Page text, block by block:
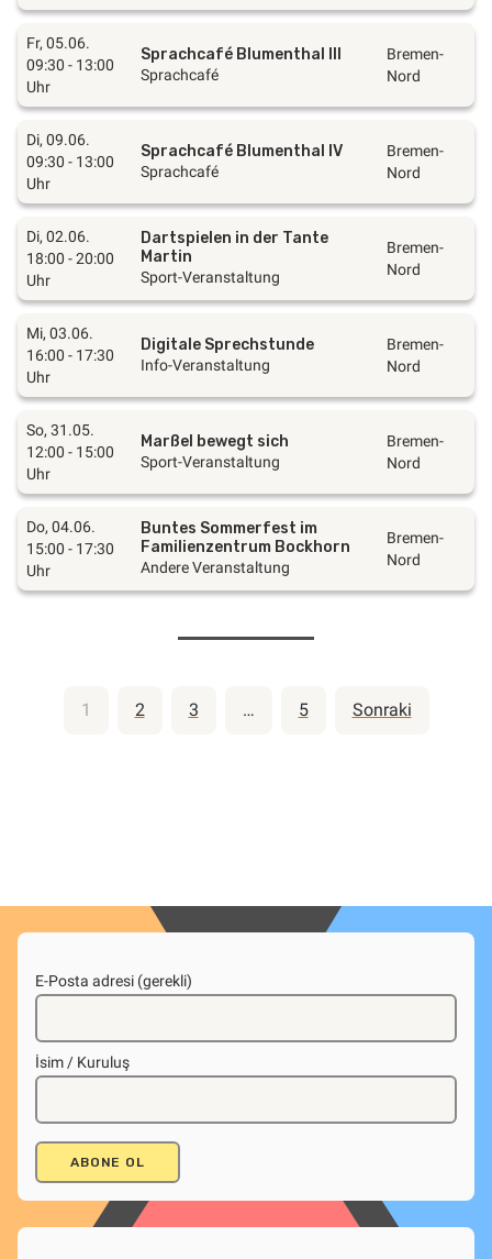
Fr, 05.06.
09:30 - 13:00
Uhr
Sprachcafé Blumenthal III
Sprachcafé
Bremen-
Nord
Di, 09.06.
09:30 - 13:00
Uhr
Sprachcafé Blumenthal IV
Sprachcafé
Bremen-
Nord
Di, 02.06.
18:00 - 20:00
Uhr
Dartspielen in der Tante
Martin
Sport-Veranstaltung
Bremen-
Nord
Mi, 03.06.
16:00 - 17:30
Uhr
Digitale Sprechstunde
Info-Veranstaltung
Bremen-
Nord
So, 31.05.
12:00 - 15:00
Uhr
Marßel bewegt sich
Sport-Veranstaltung
Bremen-
Nord
Do, 04.06.
15:00 - 17:30
Uhr
Buntes Sommerfest im
Familienzentrum Bockhorn
Andere Veranstaltung
Bremen-
Nord
sayfalaması
1 2 3 … 5 Sonraki
E-Posta adresi (gerekli)
İsim / Kuruluş